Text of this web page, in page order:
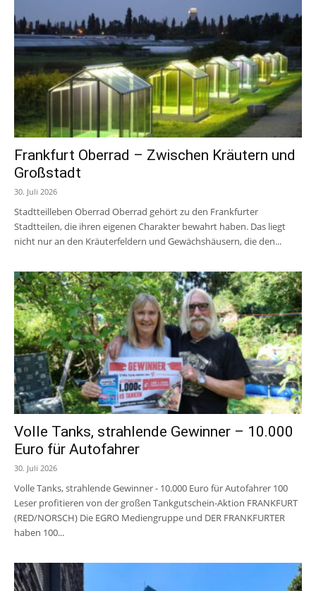
Frankfurt Oberrad – Zwischen Kräutern und
Großstadt
30. Juli 2026
Stadtteilleben Oberrad Oberrad gehört zu den Frankfurter
Stadtteilen, die ihren eigenen Charakter bewahrt haben. Das liegt
nicht nur an den Kräuterfeldern und Gewächshäusern, die den...
Volle Tanks, strahlende Gewinner – 10.000
Euro für Autofahrer
30. Juli 2026
Volle Tanks, strahlende Gewinner - 10.000 Euro für Autofahrer 100
Leser profitieren von der großen Tankgutschein-Aktion FRANKFURT
(RED/NORSCH) Die EGRO Mediengruppe und DER FRANKFURTER
haben 100...